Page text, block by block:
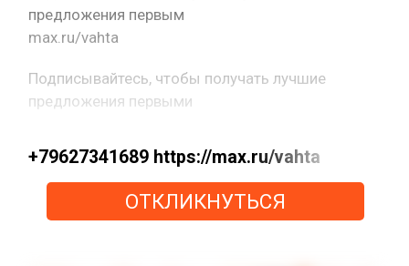
предложения первым
max.ru/vahta
Подписывайтесь, чтобы получать лучшие
предложения первыми
+79627341689 https://max.ru/vahta
ОТКЛИКНУТЬСЯ